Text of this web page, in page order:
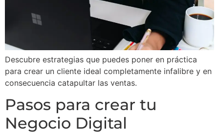
Descubre estrategias que puedes poner en práctica
para crear un cliente ideal completamente infalibre y en
consecuencia catapultar las ventas.
Pasos para crear tu
Negocio Digital